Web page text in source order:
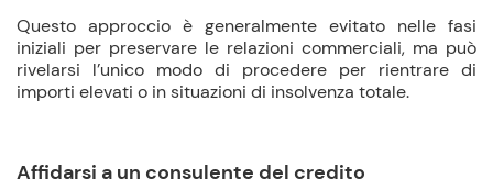
Questo approccio è generalmente evitato nelle fasi
iniziali per preservare le relazioni commerciali, ma può
rivelarsi l’unico modo di procedere per rientrare di
importi elevati o in situazioni di insolvenza totale.
Affidarsi a un consulente del credito